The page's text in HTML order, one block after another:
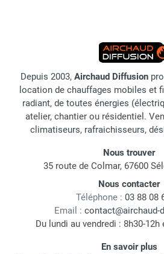
Depuis 2003, Airchaud Diffusion
location de chauffages mobiles et
radiant, de toutes énergies
atelier, chantier ou résidentiel.
climatiseurs, rafraichisseurs,
Nous trouver
35 route de Colmar, 67600
Nous contacter
Téléphone : 03 88 08
Email :
Du lundi au vendredi : 8h30-12h
En savoir plus